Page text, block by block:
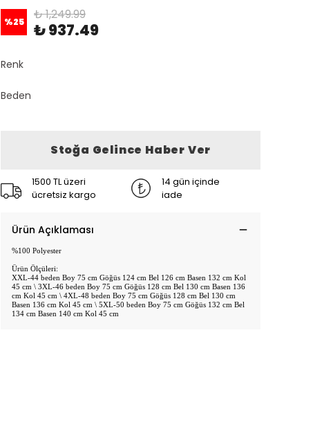
%25 ₺ 1,249.99
₺ 937.49
Renk
Beden
Stoğa Gelince Haber Ver
1500 TL üzeri
ücretsiz kargo
14 gün içinde
iade
Ürün Açıklaması
%100 Polyester
Ürün Ölçüleri:
XXL-44 beden Boy 75 cm Göğüs 124 cm Bel 126 cm Basen 132 cm Kol
45 cm \ 3XL-46 beden Boy 75 cm Göğüs 128 cm Bel 130 cm Basen 136
cm Kol 45 cm \ 4XL-48 beden Boy 75 cm Göğüs 128 cm Bel 130 cm
Basen 136 cm Kol 45 cm \ 5XL-50 beden Boy 75 cm Göğüs 132 cm Bel
134 cm Basen 140 cm Kol 45 cm